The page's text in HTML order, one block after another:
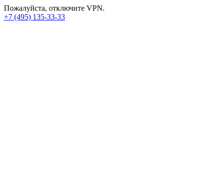
Пожалуйста, отключите VPN.
+7 (495) 135-33-33